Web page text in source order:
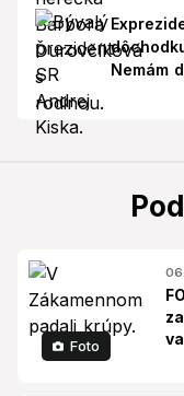
Nemám
Foto